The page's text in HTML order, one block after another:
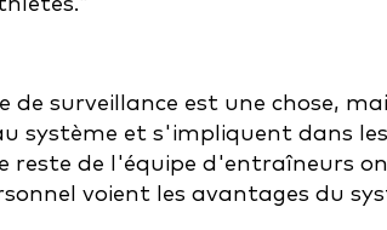
de surveillance est une chose,
système et s'impliquent dans
reste de l'équipe d'entraîneurs
voient les avantages du